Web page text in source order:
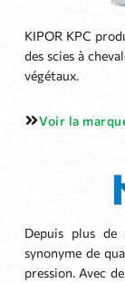
KIPOR KPC
des scies à
végétaux.
Voir la
Depuis plus de
synonyme de
pression. Avec